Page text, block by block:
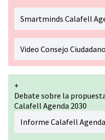
Smartminds Calafell
Video Consejo Ciudadano
+
Debate sobre la
Calafell Agenda 2030
Informe Calafell